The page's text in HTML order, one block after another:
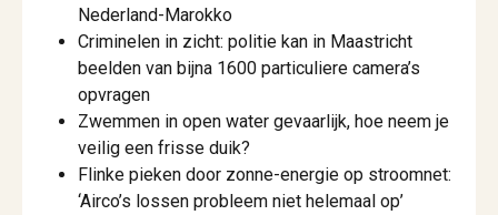
Nederland-Marokko
Criminelen in zicht: politie kan in Maastricht
beelden van bijna 1600 particuliere camera’s
opvragen
Zwemmen in open water gevaarlijk, hoe neem je
veilig een frisse duik?
Flinke pieken door zonne-energie op stroomnet:
‘Airco’s lossen probleem niet helemaal op’